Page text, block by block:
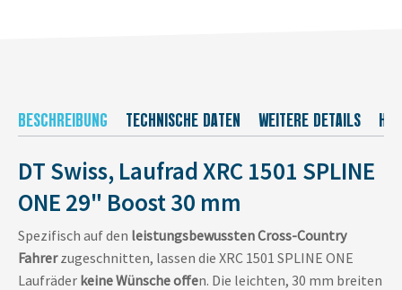
BESCHREIBUNG TECHNISCHE DATEN WEITERE DETAILS
DT Swiss, Laufrad XRC 1501 SPLINE
ONE 29" Boost 30 mm
Spezifisch auf den leistungsbewussten Cross-Country
Fahrerzugeschnitten, lassen die XRC 1501 SPLINE ONE
Laufräder keine Wünsche offen. Die leichten, 30 mm breiten